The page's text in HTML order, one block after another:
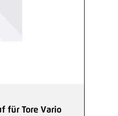
für Tore Vario